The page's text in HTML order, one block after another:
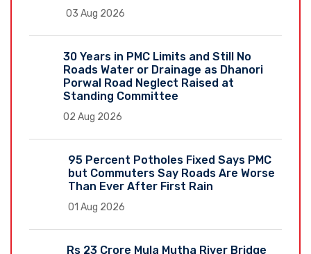
03 Aug 2026
30 Years in PMC Limits and Still No
Roads Water or Drainage as Dhanori
Porwal Road Neglect Raised at
Standing Committee
02 Aug 2026
95 Percent Potholes Fixed Says PMC
but Commuters Say Roads Are Worse
Than Ever After First Rain
01 Aug 2026
Rs 23 Crore Mula Mutha River Bridge